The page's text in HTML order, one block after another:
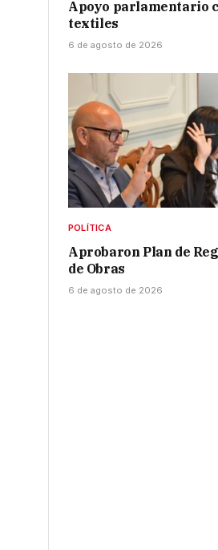
Apoyo parlamentario
textiles
6 de agosto de 2026
POLÍTICA
Aprobaron Plan de
de Obras
6 de agosto de 2026